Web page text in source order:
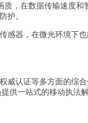
，在数据传输速度
护。
感器，在微光环境下
威认证等多方面的综
供一站式的移动执法